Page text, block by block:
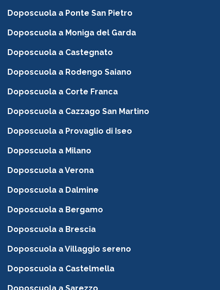
Doposcuola a Ponte San Pietro
Doposcuola a Moniga del Garda
Doposcuola a Castegnato
Doposcuola a Rodengo Saiano
Doposcuola a Corte Franca
Doposcuola a Cazzago San Martino
Doposcuola a Provaglio di Iseo
Doposcuola a Milano
Doposcuola a Verona
Doposcuola a Dalmine
Doposcuola a Bergamo
Doposcuola a Brescia
Doposcuola a Villaggio sereno
Doposcuola a Castelmella